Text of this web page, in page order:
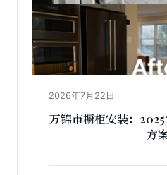
2026年7月22日
万锦市橱柜安装：
方